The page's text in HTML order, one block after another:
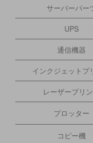
サーバーパー
UPS
通信機器
インクジェットプ
レーザープリ
プロッター
コピー機